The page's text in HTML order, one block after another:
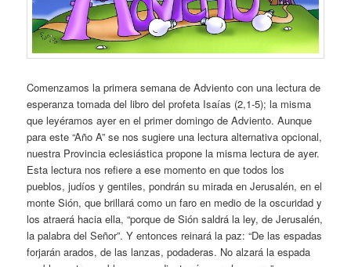
Comenzamos la primera semana de Adviento con una lectura de
esperanza tomada del libro del profeta Isaías (2,1-5); la misma
que leyéramos ayer en el primer domingo de Adviento. Aunque
para este “Año A” se nos sugiere una lectura alternativa opcional,
nuestra Provincia eclesiástica propone la misma lectura de ayer.
Esta lectura nos refiere a ese momento en que todos los
pueblos, judíos y gentiles, pondrán su mirada en Jerusalén, en el
monte Sión, que brillará como un faro en medio de la oscuridad y
los atraerá hacia ella, “porque de Sión saldrá la ley, de Jerusalén,
la palabra del Señor”. Y entonces reinará la paz: “De las espadas
forjarán arados, de las lanzas, podaderas. No alzará la espada